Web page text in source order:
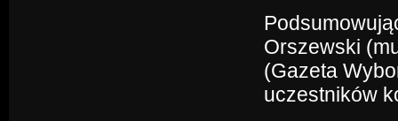
Orszewski
(Gazeta
uczestników